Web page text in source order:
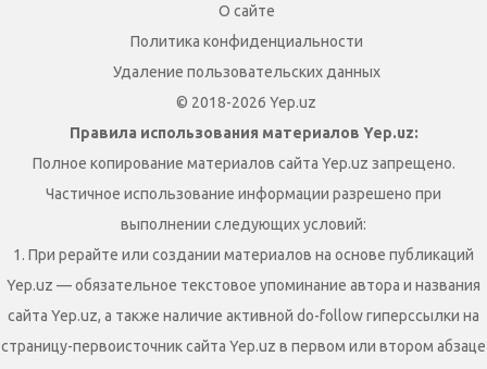
О сайте
Политика конфиденциальности
Удаление пользовательских данных
© 2018-2026 Yep.uz
Правила использования материалов Yep.uz:
Полное копирование материалов сайта Yep.uz запрещено.
Частичное использование информации разрешено при
выполнении следующих условий:
1. При рерайте или создании материалов на основе публикаций
Yep.uz — обязательное текстовое упоминание автора и названия
сайта Yep.uz, а также наличие активной do-follow гиперссылки на
страницу-первоисточник сайта Yep.uz в первом или втором абзаце